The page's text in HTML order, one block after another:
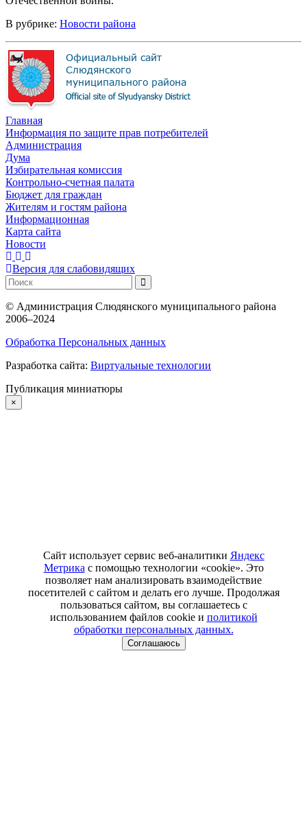
В рубрике: Новости района
Главная
Информация по защите прав потребителей
Администрация
Дума
Избирательная комиссия
Контрольно-счетная палата
Бюджет для граждан
Жителям и гостям района
Информационная
Карта сайта
Новости
Версия для слабовидящих
© Администрация Слюдянского муниципального района
2006–2024
Обработка Персональных данных
Разработка сайта: Виртуальные технологии
Публикация миниатюры
×
Сайт использует сервис веб-аналитики Яндекс
Метрика с помощью технологии «cookie». Это
позволяет нам анализировать взаимодействие
посетителей с сайтом и делать его лучше. Продолжая
пользоваться сайтом, вы соглашаетесь с
использованием файлов cookie и политикой
обработки персональных данных.
Соглашаюсь